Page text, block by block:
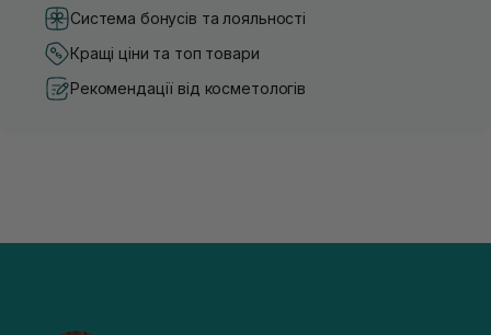
Система бонусів та лояльності
Кращі ціни та топ товари
Рекомендації від косметологів